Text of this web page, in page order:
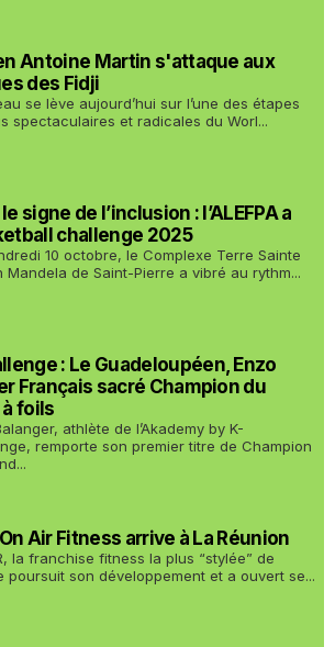
Antoine Martin s'attaque aux
des Fidji
se lève aujourd’hui sur l’une des étapes
spectaculaires et radicales du Worl...
signe de l’inclusion : l’ALEFPA a
challenge 2025
10 octobre, le Complexe Terre Sainte
Mandela de Saint-Pierre a vibré au rythm...
: Le Guadeloupéen, Enzo
Français sacré Champion du
foils
athlète de l’Akademy by K-
remporte son premier titre de Champion
Air Fitness arrive à La Réunion
la franchise fitness la plus “stylée” de
poursuit son développement et a ouvert se...